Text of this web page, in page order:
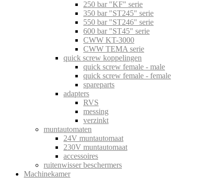
250 bar "KF" serie
350 bar "ST245" serie
550 bar "ST246" serie
600 bar "ST45" serie
CWW KT-3000
CWW TEMA serie
quick screw koppelingen
quick screw female - male
quick screw female - female
spareparts
adapters
RVS
messing
verzinkt
muntautomaten
24V muntautomaat
230V muntautomaat
accessoires
ruitenwisser beschermers
Machinekamer